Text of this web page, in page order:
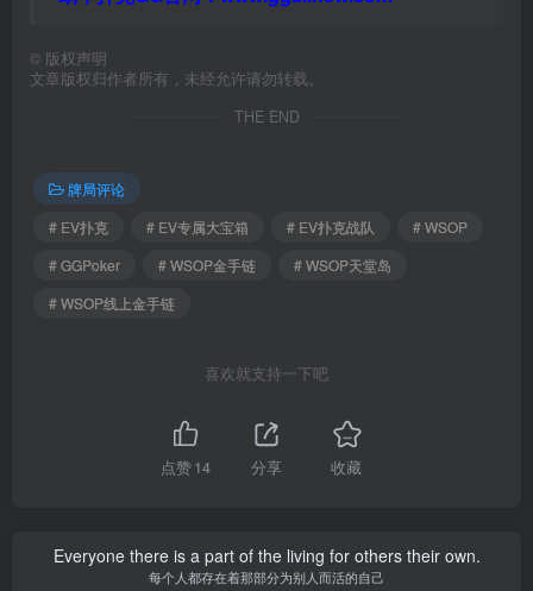
© 版权声明
文章版权归作者所有，未经允许请勿转载。
THE END
牌局评论
# EV扑克
# EV专属大宝箱 # EV扑克战队
# WSOP
# GGPoker
# WSOP金手链
# WSOP天堂岛
# WSOP线上金手链
喜欢就支持一下吧
点赞14 分享 收藏
Everyone there is a part of the living for others their own.
每个人都存在着那部分为别人而活的自己